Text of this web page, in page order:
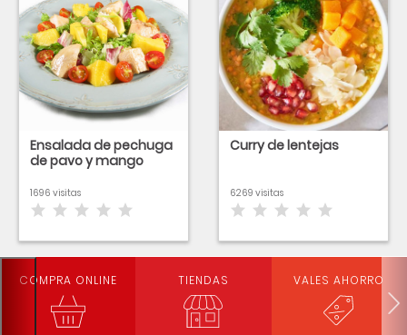
Ensalada de pechuga
de pavo y mango
1696 visitas
Curry de lentejas
6269 visitas
COMPRA ONLINE TIENDAS VALES AHORRO